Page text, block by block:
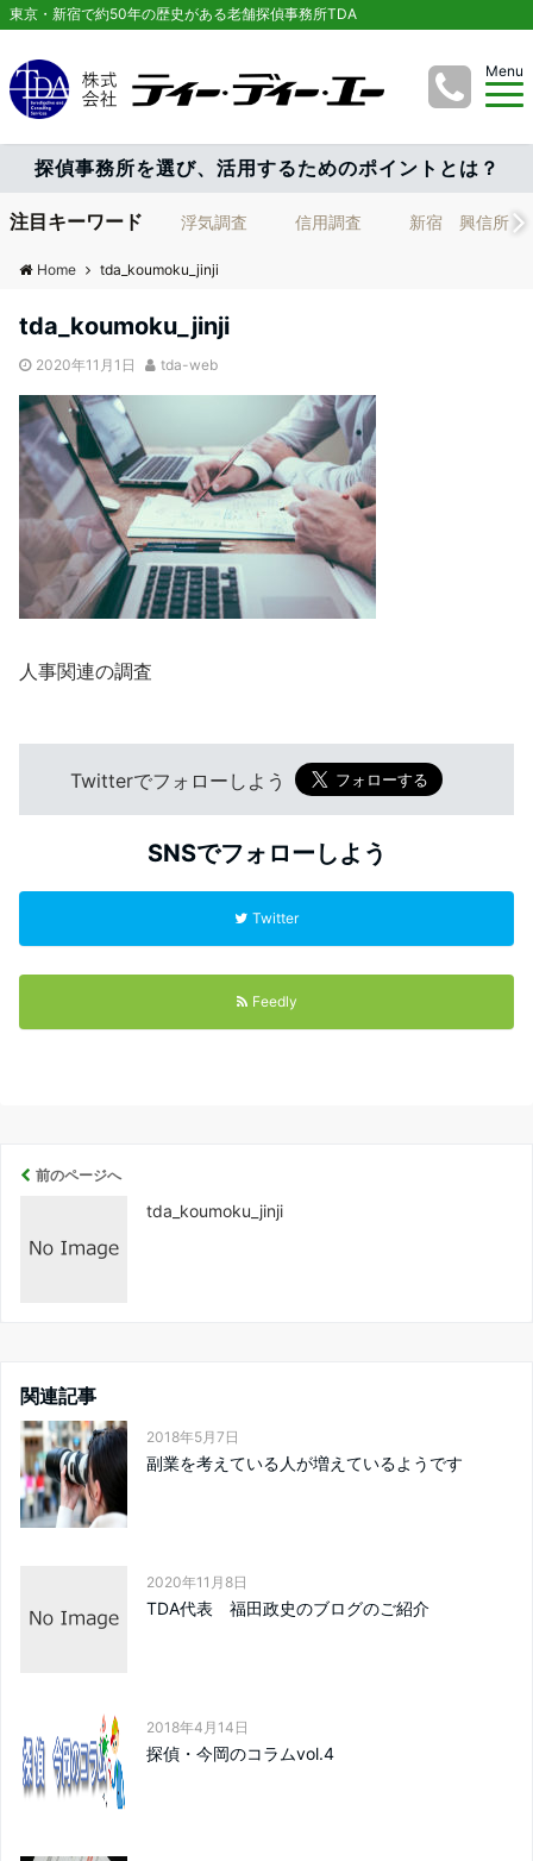
東京・新宿で約50年の歴史がある老舗探偵事務所TDA
Menu
探偵事務所を選び、活用するためのポイントとは？
注目キーワード 浮気調査 信用調査 新宿 興信所
Home tda_koumoku_jinji
tda_koumoku_jinji
2020年11月1日 tda-web
人事関連の調査
Twitterでフォローしよう
SNSでフォローしよう
Twitter
Feedly
前のページへ
tda_koumoku_jinji
関連記事
2018年5月7日
副業を考えている人が増えているようです
2020年11月8日
TDA代表 福田政史のブログのご紹介
2018年4月14日
探偵・今岡のコラムvol.4